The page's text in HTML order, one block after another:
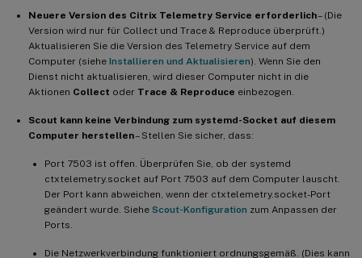
Neuere Version des Citrix Telemetry Service erforderlich– (Die
Version wird nur für Collect und Trace & Reproduce überprüft.)
Aktualisieren Sie die Version des Telemetry Service auf dem
Computer (siehe Installieren und Aktualisieren). Wenn Sie den
Dienst nicht aktualisieren, wird dieser Computer nicht in die
Aktionen Collect oder Trace & Reproduce einbezogen.
Scout kann keine Verbindung zum systemd-Socket auf diesem
Computer herstellen– Stellen Sie sicher, dass:
Port 7503 ist offen. Überprüfen Sie, ob der systemd
ctxtelemetry.socket auf Port 7503 auf dem Computer lauscht.
Der Port kann abweichen, wenn der ctxtelemetry.socket-Port
geändert wurde. Siehe Scout-Konfiguration zum Anpassen der
Ports.
Die Netzwerkverbindung funktioniert ordnungsgemäß. (Dies kann